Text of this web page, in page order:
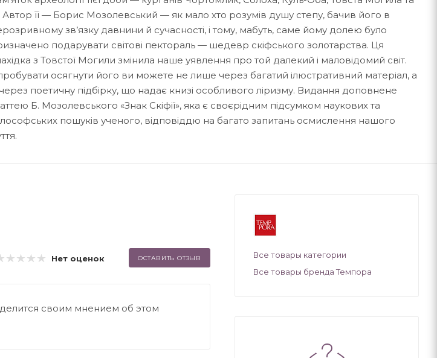
Автор її — Борис Мозолевський — як мало хто розумів душу степу, бачив його в
зв’язку давнини й сучасності, і тому, мабуть, саме йому долею було
подарувати світові пектораль — шедевр скіфського золотарства. Ця
з Товстої Могили змінила наше уявлення про той далекий і маловідомий світ.
осягнути його ви можете не лише через багатий ілюстративний матеріал, а
поетичну підбірку, що надає книзі особливого ліризму. Видання доповнене
Б. Мозолевського «Знак Скіфії», яка є своєрідним підсумком наукових та
пошуків ученого, відповіддю на багато запитань осмислення нашого
Нет оценок ОСТАВИТЬ ОТЗЫВ
своим мнением об этом
Все товары категории
Все товары бренда Темпора